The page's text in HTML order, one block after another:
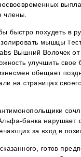
члены.
быстро похудеть в
мышцы
Вышний Волочек
улучшить свое
обещает
на страницах
банка нарушает
за вход в
готов